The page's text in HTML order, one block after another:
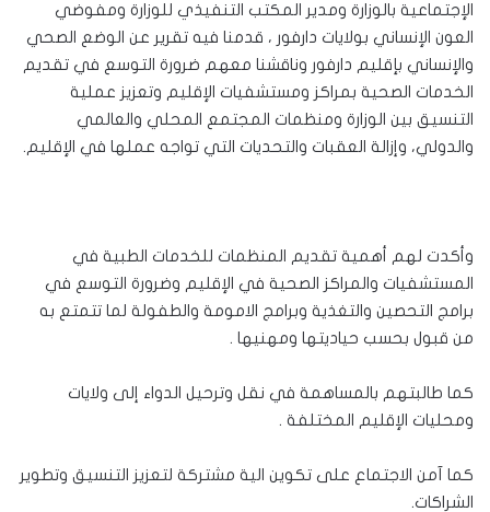
الإجتماعية بالوزارة ومدير المكتب التنفيذي للوزارة ومفوضي
العون الإنساني بولايات دارفور ، قدمنا فيه تقرير عن الوضع الصحي
والإنساني بإقليم دارفور وناقشنا معهم ضرورة التوسع في تقديم
الخدمات الصحية بمراكز ومستشفيات الإقليم وتعزيز عملية
التنسيق بين الوزارة ومنظمات المجتمع المحلي والعالمي
والدولي، وإزالة العقبات والتحديات التي تواجه عملها في الإقليم.
وأكدت لهم أهمية تقديم المنظمات للخدمات الطبية في
المستشفيات والمراكز الصحية في الإقليم وضرورة التوسع في
برامج التحصين والتغذية وبرامج الامومة والطفولة لما تتمتع به
من قبول بحسب حياديتها ومهنيها .
كما طالبتهم بالمساهمة في نقل وترحيل الدواء إلى ولايات
ومحليات الإقليم المختلفة .
كما آمن الاجتماع على تكوين الية مشتركة لتعزيز التنسيق وتطوير
الشراكات.